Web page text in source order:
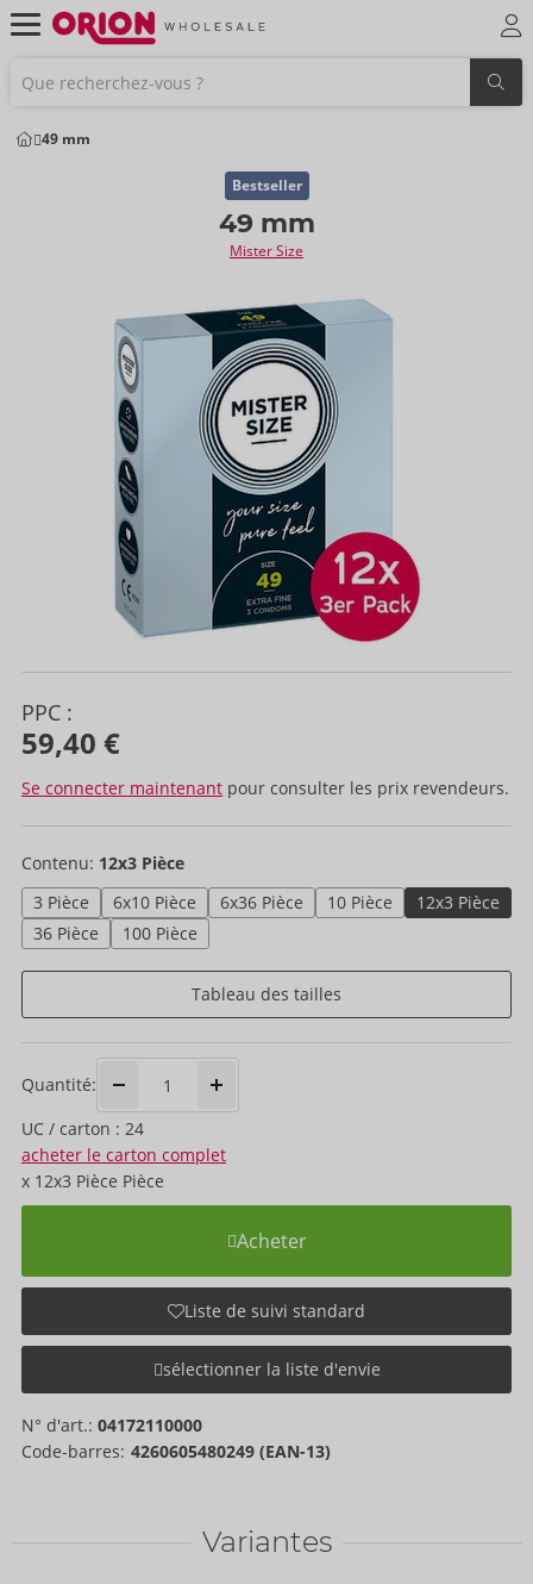
49 mm
Bestseller
49 mm
Mister Size
PPC :
59,40 €
Se connecter maintenant pour consulter les prix revendeurs.
Contenu: 12x3 Pièce
3 Pièce
6x10 Pièce 6x36 Pièce 10 Pièce
12x3 Pièce
36 Pièce
100 Pièce
Tableau des tailles
Quantité:
UC / carton : 24
acheter le carton complet
x 12x3 Pièce Pièce
Acheter
Liste de suivi standard
sélectionner la liste d'envie
N° d'art.: 04172110000
Code-barres: 4260605480249 (EAN-13)
Variantes